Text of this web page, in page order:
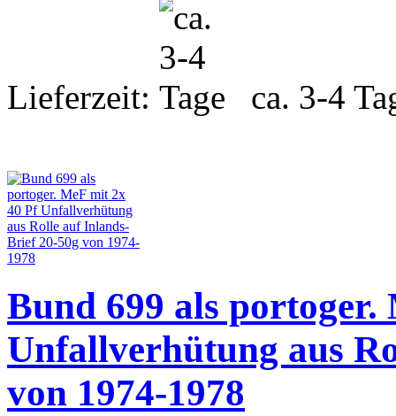
Lieferzeit: ca. 3-4
Bund 699 als portoger.
Unfallverhütung aus
von 1974-1978